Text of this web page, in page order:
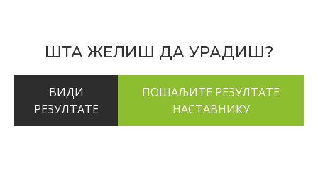
ШТА ЖЕЛИШ ДА УРАДИШ?
ВИДИ
РЕЗУЛТАТЕ